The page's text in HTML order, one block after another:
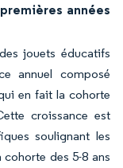
années
jouets éducatifs
annuel composé
en fait la cohorte
croissance est
soulignant les
des 5-8 ans